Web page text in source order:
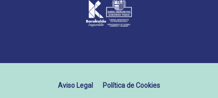
Aviso Legal Política de Cookies